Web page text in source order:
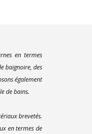
en termes
baignoire, des
également
de bains.
brevetés.
en termes de